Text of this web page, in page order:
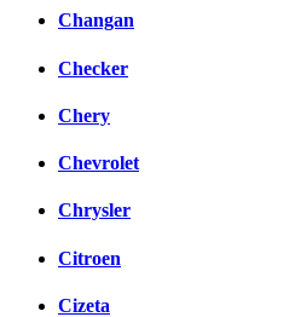
Changan
Checker
Chery
Chevrolet
Chrysler
Citroen
Cizeta